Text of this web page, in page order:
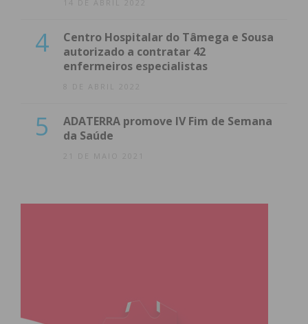
14 DE ABRIL 2022
4
Centro Hospitalar do Tâmega e Sousa
autorizado a contratar 42
enfermeiros especialistas
8 DE ABRIL 2022
5
ADATERRA promove IV Fim de Semana
da Saúde
21 DE MAIO 2021